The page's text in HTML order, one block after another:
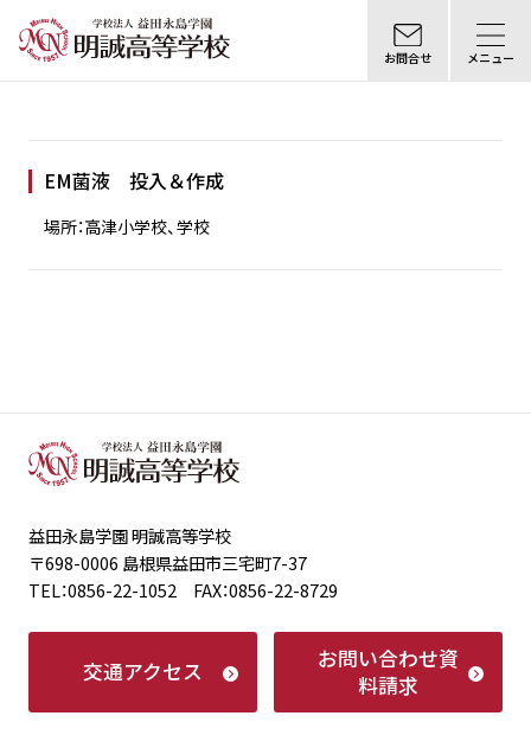
お問合せ メニュー
EM菌液 投入＆作成
場所：高津小学校、学校
益田永島学園 明誠高等学校
〒698-0006 島根県益田市三宅町7-37
TEL：0856-22-1052 FAX：0856-22-8729
交通アクセス お問い合わせ資
料請求